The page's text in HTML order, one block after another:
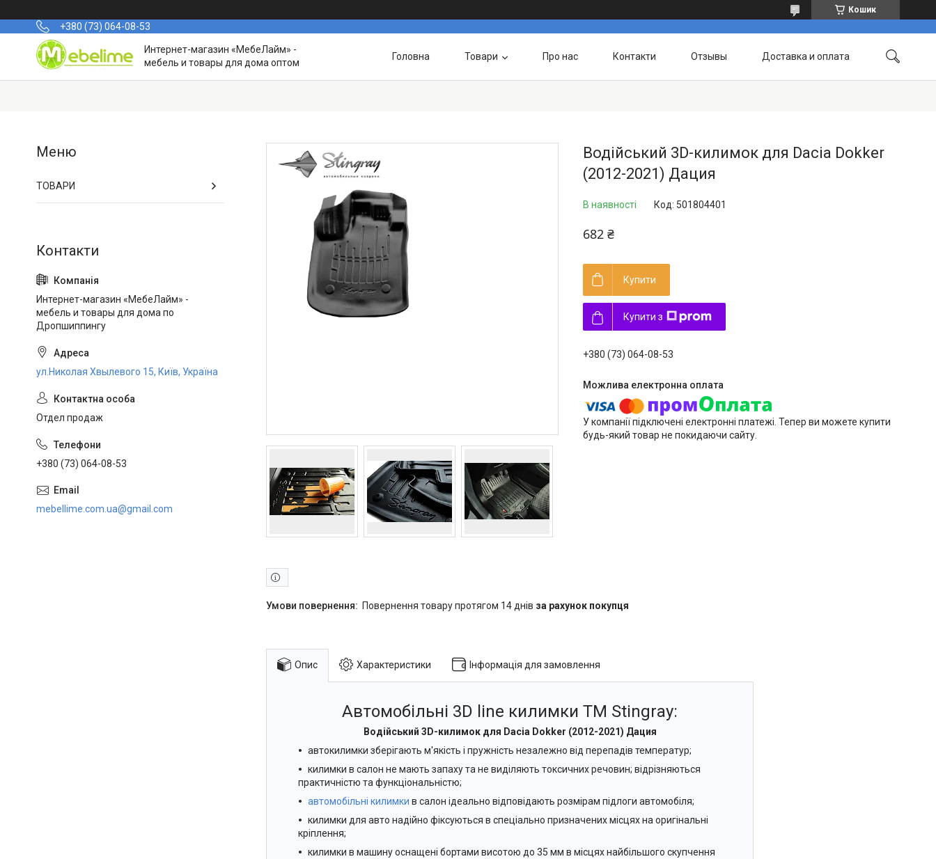
Кошик
+380 (73) 064-08-53
Интернет-магазин «МебеЛайм» -
мебель и товары для дома оптом
Головна Товари Про нас Контакти Отзывы Доставка и оплата
Водійський 3D-килимок для Dacia Dokker
(2012-2021) Дация
В наявності Код: 501804401
682 ₴
Купити
Купити з
+380 (73) 064-08-53
У компанії підключені електронні платежі. Тепер ви можете купити
будь-який товар не покидаючи сайту.
повернення товару протягом 14 днів за рахунок покупця
Опис Характеристики Інформація для замовлення
Автомобільні 3D line килимки ТМ Stingray:
Водійський 3D-килимок для Dacia Dokker (2012-2021) Дация
автокилимки зберігають м'якість і пружність незалежно від перепадів температур;
килимки в салон не мають запаху та не виділяють токсичних речовин; відрізняються
практичністю та функціональністю;
автомобільні килимки в салон ідеально відповідають розмірам підлоги автомобіля;
килимки для авто надійно фіксуються в спеціально призначених місцях на оригінальні
кріплення;
килимки в машину оснащені бортами висотою до 35 мм в місцях найбільшого скупчення
ТОВАРИ
Интернет-магазин «МебеЛайм» -
мебель и товары для дома по
Дропшиппингу
ул.Николая Хвылевого 15, Київ, Україна
Отдел продаж
+380 (73) 064-08-53
mebellime.com.ua@gmail.com